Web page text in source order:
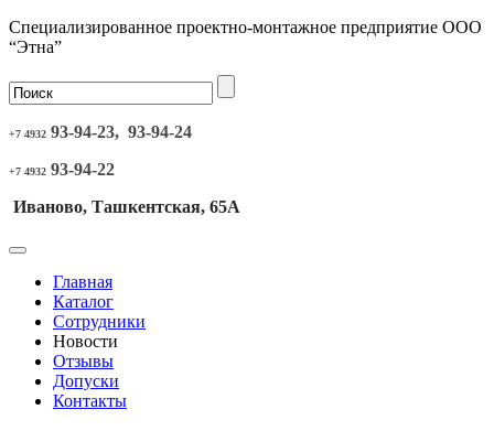
Специализированное проектно-монтажное предприятие ООО
“Этна”
+7 4932 93-94-23, 93-94-24
+7 4932 93-94-22
Иваново, Ташкентская, 65А
Главная
Каталог
Сотрудники
Новости
Отзывы
Допуски
Контакты